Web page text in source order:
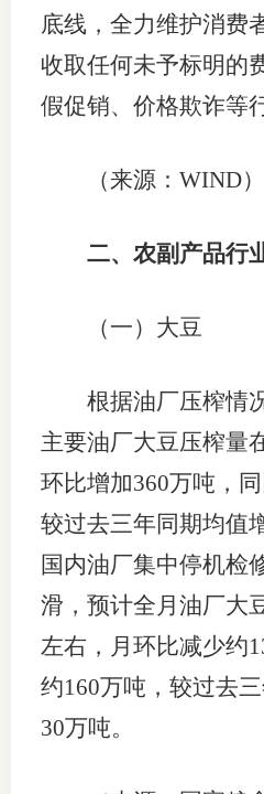
底线，全力维护消费
收取任何未予标明的
假促销、价格欺诈等
（来源：WIND）
二、农副产品行
（一）大豆
根据油厂压榨情况
主要油厂大豆压榨量
环比增加360万吨，
较过去三年同期均值
国内油厂集中停机检
滑，预计全月油厂大
左右，月环比减少约
约160万吨，较过去
30万吨。